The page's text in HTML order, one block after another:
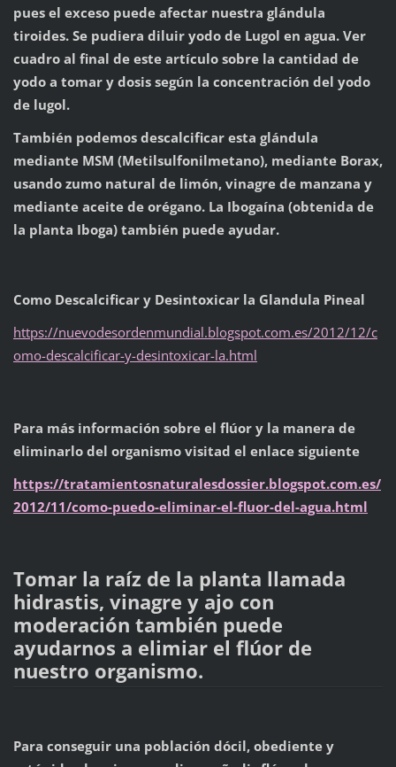
pues el exceso puede afectar nuestra glándula
tiroides. Se pudiera diluir yodo de Lugol en agua. Ver
cuadro al final de este artículo sobre la cantidad de
yodo a tomar y dosis según la concentración del yodo
de lugol.
También podemos descalcificar esta glándula
mediante MSM (Metilsulfonilmetano), mediante Borax,
usando zumo natural de limón, vinagre de manzana y
mediante aceite de orégano. La Ibogaína (obtenida de
la planta Iboga) también puede ayudar.
Como Descalcificar y Desintoxicar la Glandula Pineal
https://nuevodesordenmundial.blogspot.com.es/2012/12/c
omo-descalcificar-y-desintoxicar-la.html
Para más información sobre el flúor y la manera de
eliminarlo del organismo visitad el enlace siguiente
https://tratamientosnaturalesdossier.blogspot.com.es/
2012/11/como-puedo-eliminar-el-fluor-del-agua.html
Tomar la raíz de la planta llamada
hidrastis, vinagre y ajo con
moderación también puede
ayudarnos a elimiar el flúor de
nuestro organismo.
Para conseguir una población dócil, obediente y